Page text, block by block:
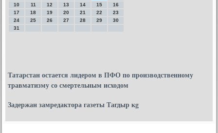
10
11 12 13 14 15
16
17
18 19 20 21 22
23
24
25 26 27 28 29
30
31
Татарстан остается лидером в ПФО по производственному
травматизму со смертельным исходом
Задержан замредактора газеты Тагдыр кg